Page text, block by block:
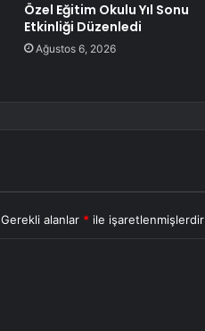
Özel Eğitim Okulu Yıl Sonu
Etkinliği Düzenledi
Ağustos 6, 2026
Gerekli alanlar * ile işaretlenmişlerdir